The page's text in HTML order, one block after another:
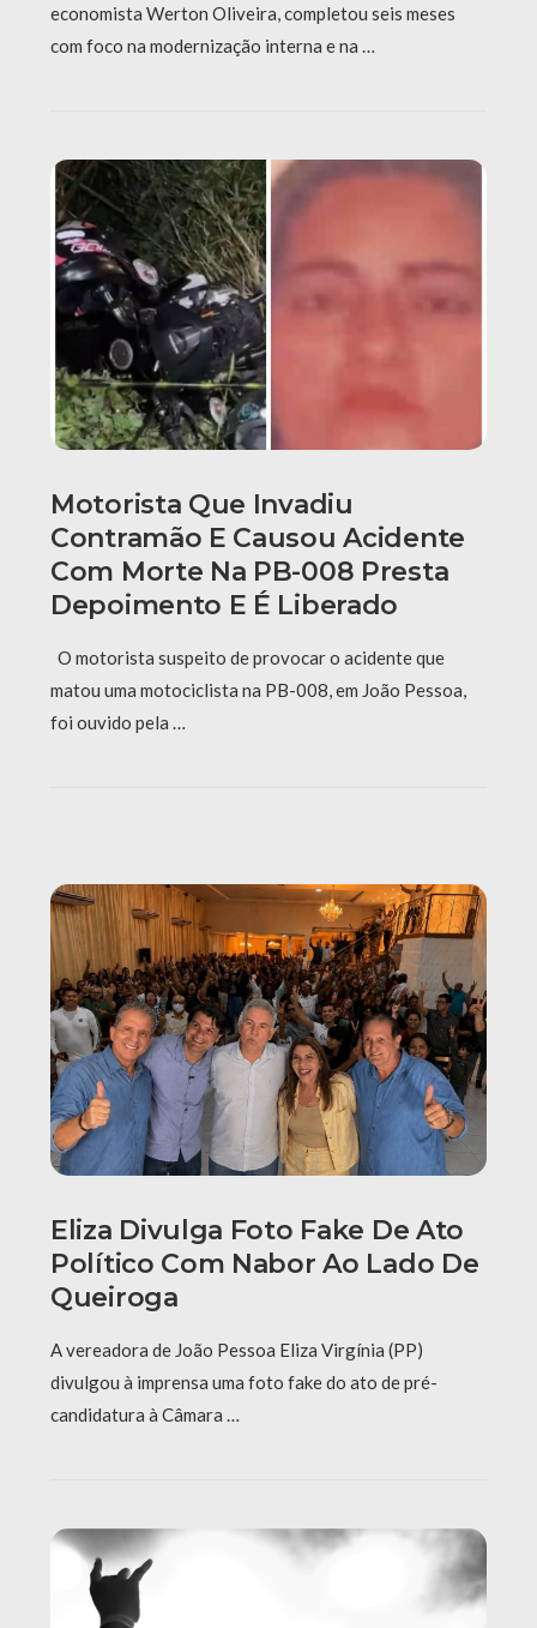
economista Werton Oliveira, completou seis meses
com foco na modernização interna e na …
Motorista Que Invadiu
Contramão E Causou Acidente
Com Morte Na PB-008 Presta
Depoimento E É Liberado
O motorista suspeito de provocar o acidente que
matou uma motociclista na PB-008, em João Pessoa,
foi ouvido pela …
Eliza Divulga Foto Fake De Ato
Político Com Nabor Ao Lado De
Queiroga
A vereadora de João Pessoa Eliza Virgínia (PP)
divulgou à imprensa uma foto fake do ato de pré-
candidatura à Câmara …